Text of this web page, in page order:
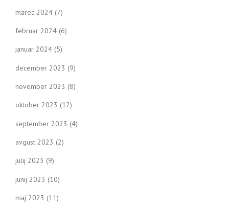
marec 2024 (7)
februar 2024 (6)
januar 2024 (5)
december 2023 (9)
november 2023 (8)
oktober 2023 (12)
september 2023 (4)
avgust 2023 (2)
julij 2023 (9)
junij 2023 (10)
maj 2023 (11)